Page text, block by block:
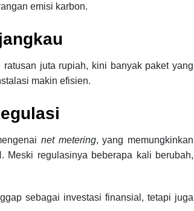
emisi karbon.
juta rupiah, kini banyak paket yang
makin efisien.
net metering, yang memungkinkan
regulasinya beberapa kali berubah,
sebagai investasi finansial, tetapi juga